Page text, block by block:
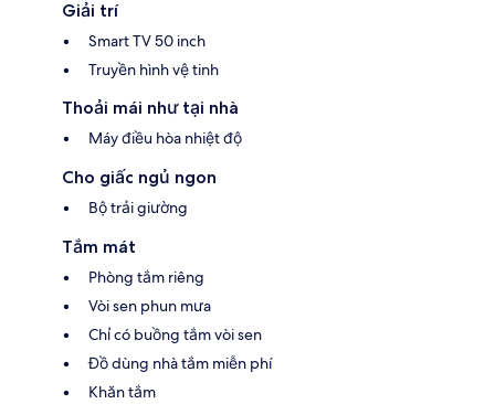
Giải trí
Smart TV 50 inch
Truyền hình vệ tinh
Thoải mái như tại nhà
Máy điều hòa nhiệt độ
Cho giấc ngủ ngon
Bộ trải giường
Tắm mát
Phòng tắm riêng
Vòi sen phun mưa
Chỉ có buồng tắm vòi sen
Đồ dùng nhà tắm miễn phí
Khăn tắm